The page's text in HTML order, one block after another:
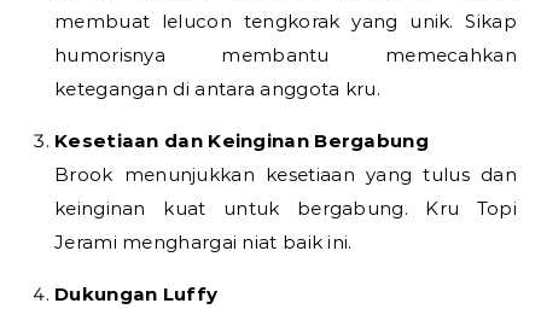
membuat lelucon tengkorak yang unik. Sikap
humorisnya membantu memecahkan
ketegangan di antara anggota kru.
Kesetiaan dan Keinginan Bergabung
Brook menunjukkan kesetiaan yang tulus dan
keinginan kuat untuk bergabung. Kru Topi
Jerami menghargai niat baik ini.
Dukungan Luffy